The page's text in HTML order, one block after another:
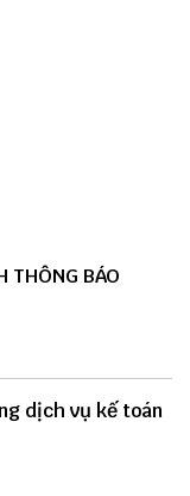
THÔNG BÁO
dịch vụ kế toán